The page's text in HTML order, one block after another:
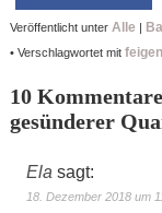
Veröffentlicht unter Alle |
• Verschlagwortet mit feigen
10
gesünderer
Ela sagt:
18. Dezember 2018 um